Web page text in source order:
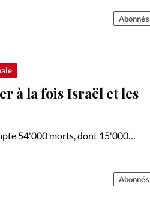
Abonnés
à la fois Israël et les
54'000 morts, dont 15'000
Israël sans nier la souffrance
Abonnés